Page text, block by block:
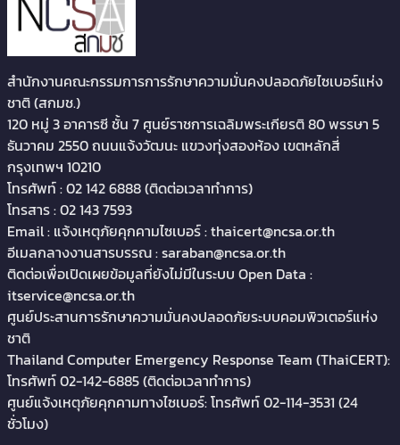
(ร่าง) แบบประเมินสถานภาพการดำเนินงาน
ด้านการรักษาความมั่นคงปลอดภัยไซเบอร์
สำหรับหน่วยงานควบคุมหรือกำกับดูแล
(ร่าง) แบบประเมินสถานภาพการดำเนินงาน
ด้านการรักษาความมั่นคงปลอดภัยไซเบอร์
สำหรับหน่วยงานของรัฐ และหน่วยงาน
โครงสร้างพื้นฐานสำคัญทางสารสนเทศ
(ร่าง) แผนการตรวจสอบด้านการรักษาความ
มั่นคงปลอดภัยไซเบอร์
คําแนะนํา เรื่อง แนวทางพิจารณาให้ภารกิจ
หรือบริการของหน่วยงานที่อยู่ภายใต้การดูแล
เป็นหน่วยงานโครงสร้างพื้นฐานสําคัญทาง
สารสนเทศ
เจ้าของกรรมสิทธิ์ ผู้ครอบครองคอมพิวเตอร์
และผู้ดูแลระบบคอมพิวเตอร์
คําแนะนํา เรื่อง แนวทางปฏิบัติในการประเมิน
(ร่าง) แผนรับมือเหตุการณ์ทางไซเบอร์
ผลการศึกษา และการประเมินความพร้อมใน
การรับมือความเสี่ยงต่อภัยคุกคามทางไซเบอร์
ระดับกลุ่มหน่วยงานโครงสร้างพื้นฐานสำคัญ
ทางสารสนเทศ และระดับหน่วยงานของภาค
รัฐ
สํานักงานคณะกรรมการการรักษาความมั่นคงปลอดภัยไซเบอร์แห่ง
ชาติ (สกมช.)
120 หมู่ 3 อาคารซี ชั้น 7 ศูนย์ราชการเฉลิมพระเกียรติ 80 พรรษา 5
ธันวาคม 2550 ถนนแจ้งวัฒนะ แขวงทุ่งสองห้อง เขตหลักสี่
กรุงเทพฯ 10210
โทรศัพท์ : 02 142 6888 (ติดต่อเวลาทำการ)
โทรสาร : 02 143 7593
Email : แจ้งเหตุภัยคุกคามไซเบอร์ :thaicert@ncsa.or.th
อีเมลกลางงานสารบรรณ :saraban@ncsa.or.th
ติดต่อเพื่อเปิดเผยข้อมูลที่ยังไม่มีในระบบ Open Data :
itservice@ncsa.or.th
ศูนย์ประสานการรักษาความมั่นคงปลอดภัยระบบคอมพิวเตอร์แห่ง
ชาติ
Thailand Computer Emergency Response Team (ThaiCERT):
โทรศัพท์ 02-142-6885 (ติดต่อเวลาทำการ)
ศูนย์แจ้งเหตุภัยคุกคามทางไซเบอร์: โทรศัพท์ 02-114-3531 (24
ชั่วโมง)